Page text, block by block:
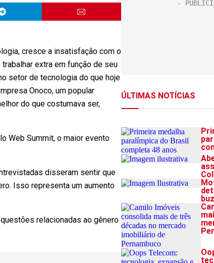
cresce a insatisfação com o
extra em função de seu
setor de tecnologia do que hoje
Onoco, um popular
do que costumava ser,
Web Summit, o maior evento
disseram sentir que
Isso representa um aumento
relacionadas ao gênero